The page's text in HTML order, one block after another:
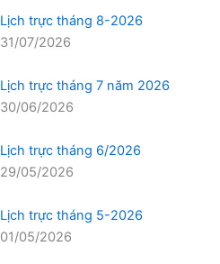
Lịch trực tháng 8-2026
31/07/2026
Lịch trực tháng 7 năm 2026
30/06/2026
Lịch trực tháng 6/2026
29/05/2026
Lịch trực tháng 5-2026
01/05/2026